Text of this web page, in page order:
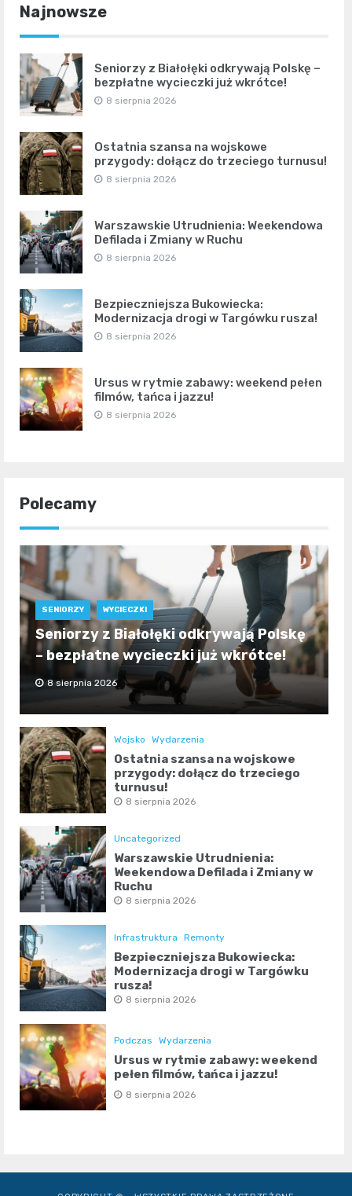
Najnowsze
Seniorzy z Białołęki odkrywają Polskę –
bezpłatne wycieczki już wkrótce!
8 sierpnia 2026
Ostatnia szansa na wojskowe
przygody: dołącz do trzeciego turnusu!
8 sierpnia 2026
Warszawskie Utrudnienia: Weekendowa
Defilada i Zmiany w Ruchu
8 sierpnia 2026
Bezpieczniejsza Bukowiecka:
Modernizacja drogi w Targówku rusza!
8 sierpnia 2026
Ursus w rytmie zabawy: weekend pełen
filmów, tańca i jazzu!
8 sierpnia 2026
Polecamy
SENIORZY WYCIECZKI
Seniorzy z Białołęki odkrywają Polskę
– bezpłatne wycieczki już wkrótce!
8 sierpnia 2026
Wojsko Wydarzenia
Ostatnia szansa na wojskowe
przygody: dołącz do trzeciego
turnusu!
8 sierpnia 2026
Uncategorized
Warszawskie Utrudnienia:
Weekendowa Defilada i Zmiany w
Ruchu
8 sierpnia 2026
Infrastruktura Remonty
Bezpieczniejsza Bukowiecka:
Modernizacja drogi w Targówku
rusza!
8 sierpnia 2026
Podczas Wydarzenia
Ursus w rytmie zabawy: weekend
pełen filmów, tańca i jazzu!
8 sierpnia 2026